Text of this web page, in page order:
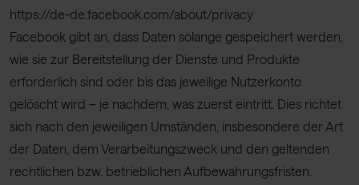
https://de-de.facebook.com/about/privacy
Facebook gibt an, dass Daten solange gespeichert werden,
wie sie zur Bereitstellung der Dienste und Produkte
erforderlich sind oder bis das jeweilige Nutzerkonto
gelöscht wird – je nachdem, was zuerst eintritt. Dies richtet
sich nach den jeweiligen Umständen, insbesondere der Art
der Daten, dem Verarbeitungszweck und den geltenden
rechtlichen bzw. betrieblichen Aufbewahrungsfristen.